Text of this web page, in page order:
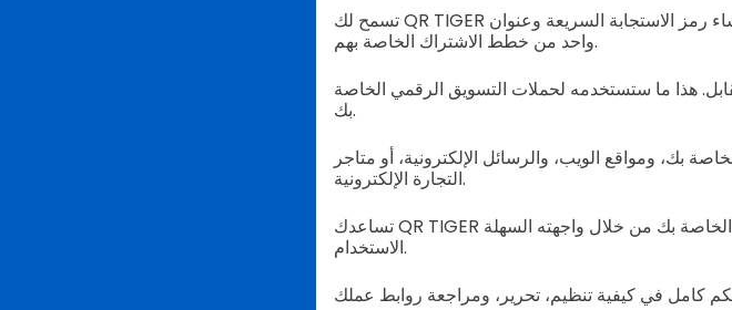
تسمح لك QR TIGER بإنشاء رمز الاستجابة السريعة وعنوان URL في نفس الوقت. ولكن ذلك سيتطلب منك اختيار
واحد من خطط الاشتراك الخاصة بهم.
هذا ما ستستخدمه لحملات التسويق الرقمي الخاصة
بك.
بك، ومواقع الويب، والرسائل الإلكترونية، أو متاجر
التجارة الإلكترونية.
تساعدك QR TIGER على ضمان التعامل بسلاسة مع جميع عناوين الويب الخاصة بك من خلال واجهته السهلة
الاستخدام.